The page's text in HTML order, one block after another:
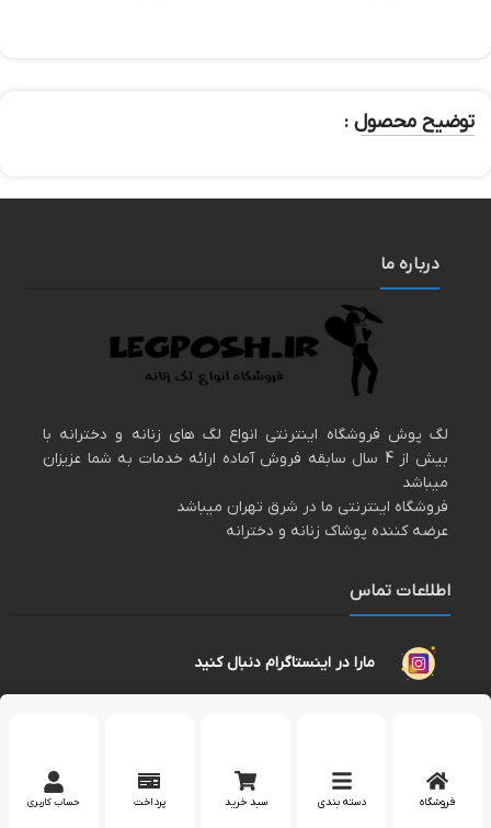
توضیح محصول :
درباره ما
لگ پوش فروشگاه اینترنتی انواع لگ های زنانه و دخترانه با
بیش از 4 سال سابقه فروش آماده ارائه خدمات به شما عزیزان
میباشد
فروشگاه اینترنتی ما در شرق تهران میباشد
عرضه کننده پوشاک زنانه و دخترانه
اطلاعات تماس
مارا در اینستاگرام دنبال کنید
کپی رایت 2023 – تمام حقوق برای وب سایت محفوظ است. فروشگاه دسته بندی سبد خرید پرداخت حساب کاربری